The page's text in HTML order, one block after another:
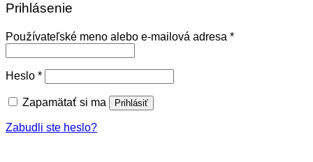
Prihlásenie
Používateľské meno alebo e-mailová adresa *
Heslo *
Zapamätať si ma Prihlásiť
Zabudli ste heslo?